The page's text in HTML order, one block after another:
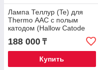
Лампа Теллур (Te) для
Thermo ААС с полым
катодом (Hallow Catode
188 000 ₸
Купить